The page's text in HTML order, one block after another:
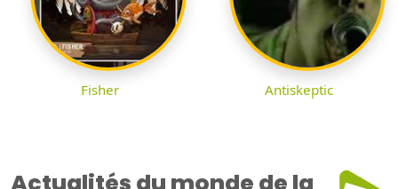
Fisher Antiskeptic